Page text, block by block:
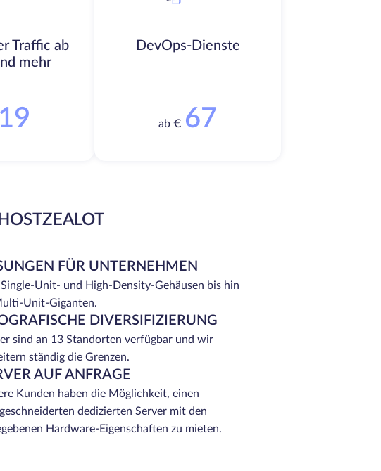
Traffic ab
mehr
19
DevOps-Dienste
ab € 67
FÜR UNTERNEHMEN
Unit- und High-Density-Gehäusen bis hin
Unit-Giganten.
DIVERSIFIZIERUNG
sind an 13 Standorten verfügbar und wir
ständig die Grenzen.
AUF ANFRAGE
Kunden haben die Möglichkeit, einen
dedizierten Server mit den
Hardware-Eigenschaften zu mieten.